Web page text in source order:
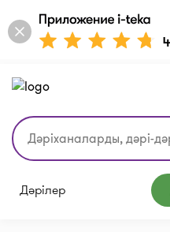
Дәрілер